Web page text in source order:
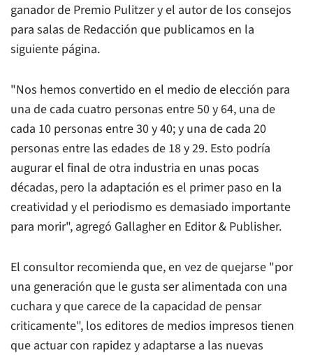
ganador de Premio Pulitzer y el autor de los consejos
para salas de Redacción que publicamos en la
siguiente página.
"Nos hemos convertido en el medio de elección para
una de cada cuatro personas entre 50 y 64, una de
cada 10 personas entre 30 y 40; y una de cada 20
personas entre las edades de 18 y 29. Esto podría
augurar el final de otra industria en unas pocas
décadas, pero la adaptación es el primer paso en la
creatividad y el periodismo es demasiado importante
para morir", agregó Gallagher en Editor & Publisher.
El consultor recomienda que, en vez de quejarse "por
una generación que le gusta ser alimentada con una
cuchara y que carece de la capacidad de pensar
criticamente", los editores de medios impresos tienen
que actuar con rapidez y adaptarse a las nuevas